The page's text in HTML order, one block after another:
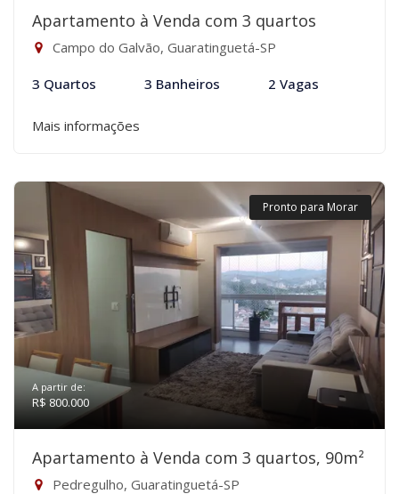
Apartamento à Venda com 3 quartos
Campo do Galvão, Guaratinguetá-SP
3 Quartos 3 Banheiros 2 Vagas
Mais informações
Pronto para Morar
A partir de:
R$ 800.000
Apartamento à Venda com 3 quartos, 90m²
Pedregulho, Guaratinguetá-SP